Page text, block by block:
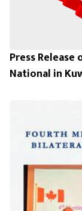
Press
National in